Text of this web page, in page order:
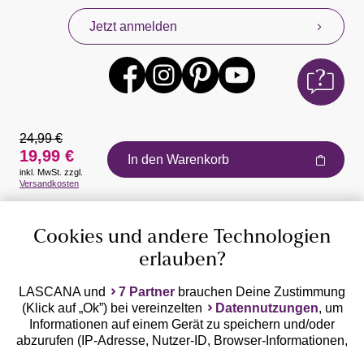
Jetzt anmelden
Auszeichnungen
Geprüfte Sicherheit
24,99 €
19,99 €
inkl. MwSt. zzgl.
Versandkosten
In den Warenkorb
Cookies und andere Technologien
erlauben?
LASCANA und 7 Partner brauchen Deine Zustimmung
(Klick auf „Ok”) bei vereinzelten
Datennutzungen, um
Informationen auf einem Gerät zu speichern und/oder
abzurufen (IP-Adresse, Nutzer-ID, Browser-Informationen,